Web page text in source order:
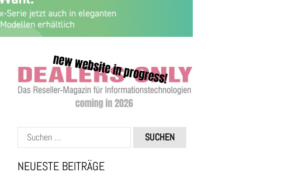
Suchen
nach:
NEUESTE BEITRÄGE